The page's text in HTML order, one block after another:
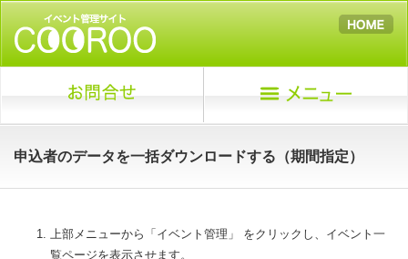
申込者のデータを一括ダウンロードする（期間指定）
上部メニューから「イベント管理」 をクリックし、イベント一
覧ページを表示させます。